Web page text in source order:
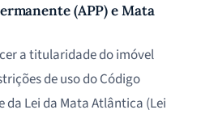
(APP) e Mata
a titularidade do imóvel
de uso do Código
da Lei da Mata Atlântica (Lei